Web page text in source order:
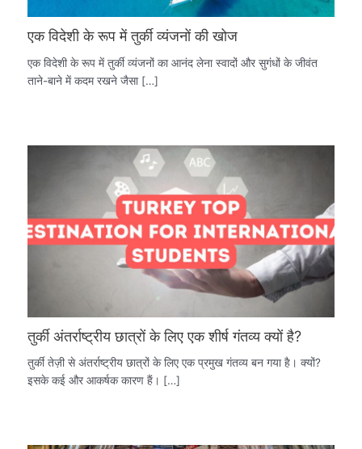
एक विदेशी के रूप में तुर्की व्यंजनों की खोज
एक विदेशी के रूप में तुर्की व्यंजनों का आनंद लेना स्वादों और सुगंधों के जीवंत
ताने-बाने में कदम रखने जैसा […]
तुर्की अंतर्राष्ट्रीय छात्रों के लिए एक शीर्ष गंतव्य क्यों है?
तुर्की तेज़ी से अंतर्राष्ट्रीय छात्रों के लिए एक प्रमुख गंतव्य बन गया है। क्यों?
इसके कई और आकर्षक कारण हैं। […]